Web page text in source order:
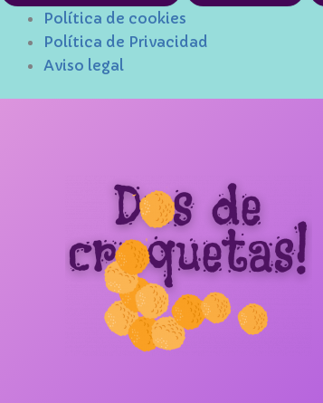
Política de cookies
Política de Privacidad
Aviso legal